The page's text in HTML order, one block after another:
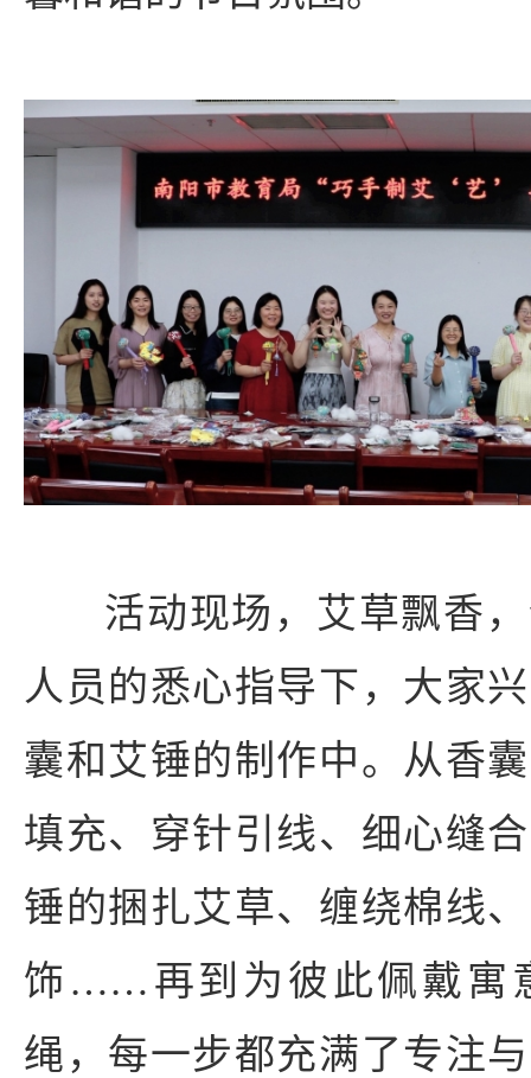
活动现场，艾草飘香
人员的悉心指导下，大家
囊和艾锤的制作中。从香
填充、穿针引线、细心缝
锤的捆扎艾草、缠绕棉线
饰……再到为彼此佩戴寓
绳，每一步都充满了专注